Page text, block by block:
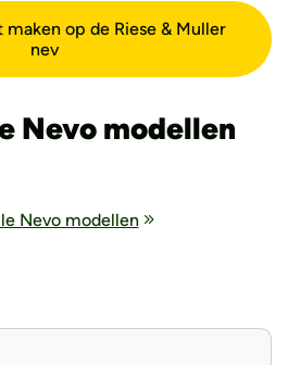
op de Riese & Muller
nev
Nevo modellen
Nevo modellen